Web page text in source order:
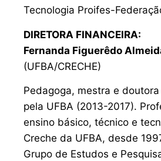
Tecnologia Proifes-
DIRETORA FINANCEIRA:
Fernanda Figuerêdo
(UFBA/CRECHE)
Pedagoga, mestra e
pela UFBA (2013-2017).
ensino básico, técnico e
Creche da UFBA, desde
Grupo de Estudos e